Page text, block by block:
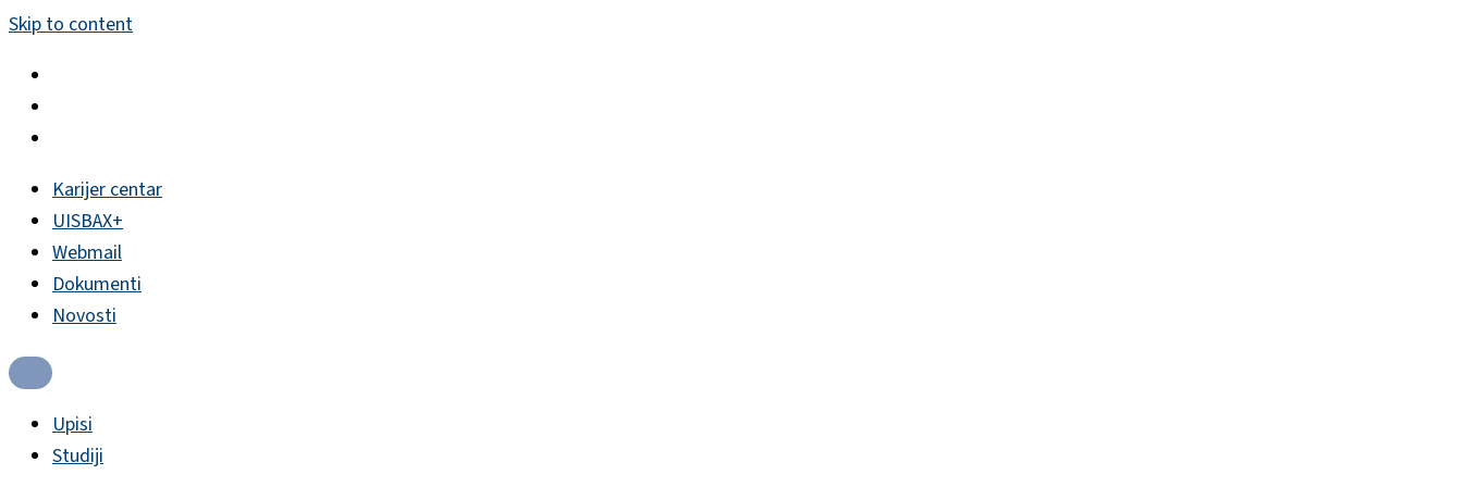
Skip to content
Karijer centar
UISBAX+
Webmail
Dokumenti
Novosti
Upisi
Studiji